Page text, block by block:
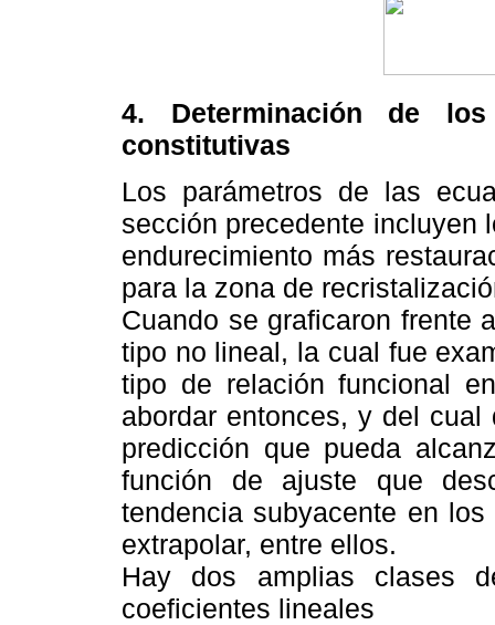
4. Determinación de
constitutivas
Los parámetros de las
sección precedente incluyen
endurecimiento más
para la zona de
Cuando se graficaron frente
tipo no lineal, la cual fue
tipo de relación funcional
abordar entonces, y del
predicción que pueda
función de ajuste que
tendencia subyacente en
extrapolar, entre ellos.
Hay dos amplias clases
coeficientes lineales